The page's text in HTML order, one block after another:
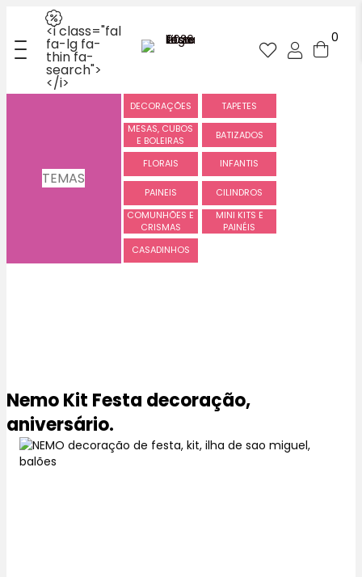
<i class="fal
fa-lg fa-
thin fa-
search">
</i>
0
TEMAS
DECORAÇÕES
TAPETES
MESAS, CUBOS
E BOLEIRAS
BATIZADOS
FLORAIS INFANTIS
PAINEIS
CILINDROS
COMUNHÕES E
CRISMAS
MINI KITS E
PAINÉIS
CASADINHOS
Nemo Kit Festa decoração,
aniversário.